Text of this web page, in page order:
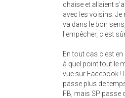
chaise et allaient
avec les voisins. Je
va dans le bon
l'empêcher, c'est
En tout cas c'est
à quel point tout le
vue sur Facebook !
passe plus de
FB, mais SP passe